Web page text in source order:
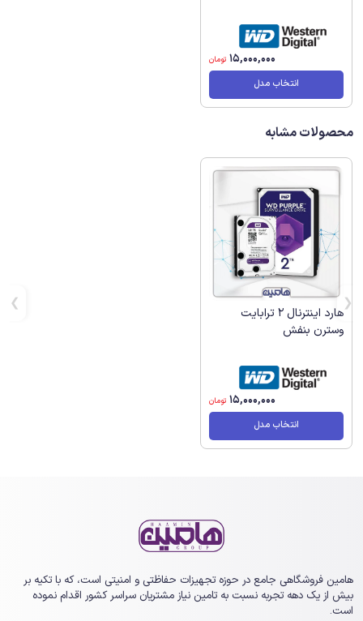
15,000,000 تومان
انتخاب مدل
محصولات مشابه
هارد اینترنال 2 ترابایت
وسترن بنفش
15,000,000 تومان
انتخاب مدل
هامین فروشگاهی جامع در حوزه تجهیزات حفاظتی و امنیتی است، که با تکیه بر
بیش از یک ‏دهه تجربه نسبت به تامین نیاز مشتریان سراسر کشور اقدام نموده
است.